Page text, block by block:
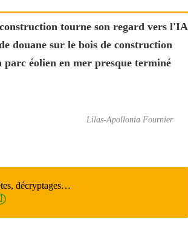
tourne son regard vers l'IA
douane sur le bois de construction
éolien en mer presque terminé
Lilas-Apollonia Fournier
décryptages…